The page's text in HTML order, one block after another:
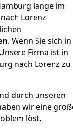
lange im
Lorenz
. Wenn Sie sich in
Firma ist in
nach Lorenz zu
durch unseren
wir eine
löst.